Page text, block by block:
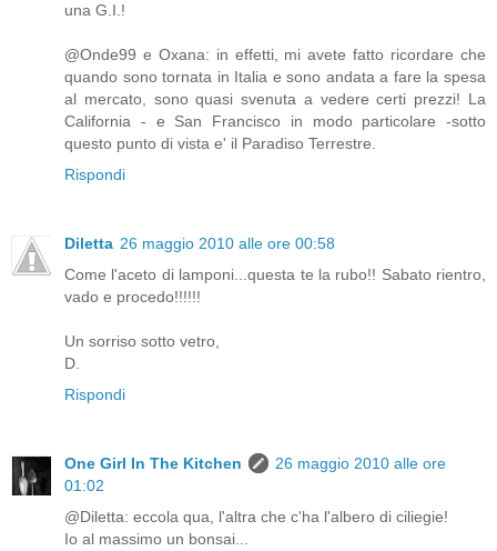
una G.I.!
@Onde99 e Oxana: in effetti, mi avete fatto ricordare che
quando sono tornata in Italia e sono andata a fare la spesa
al mercato, sono quasi svenuta a vedere certi prezzi! La
California - e San Francisco in modo particolare -sotto
questo punto di vista e' il Paradiso Terrestre.
Rispondi
Diletta 26 maggio 2010 alle ore 00:58
Come l'aceto di lamponi...questa te la rubo!! Sabato rientro,
vado e procedo!!!!!!
Un sorriso sotto vetro,
D.
Rispondi
One Girl In The Kitchen
26 maggio 2010 alle ore
01:02
@Diletta: eccola qua, l'altra che c'ha l'albero di ciliegie!
Io al massimo un bonsai...